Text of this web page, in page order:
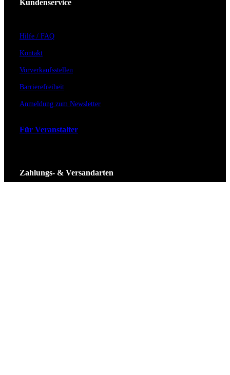
Kundenservice
Hilfe / FAQ
Kontakt
Vorverkaufsstellen
Barrierefreiheit
Anmeldung zum Newsletter
Für Veranstalter
Zahlungs- & Versandarten